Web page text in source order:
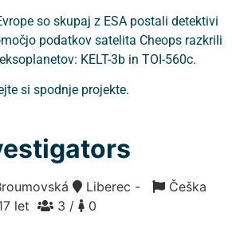
so skupaj z ESA postali detektivi
podatkov satelita Cheops razkrili
KELT-3b in TOI-560c.
si spodnje projekte.
Liberec -
Češka
let 3 / 0